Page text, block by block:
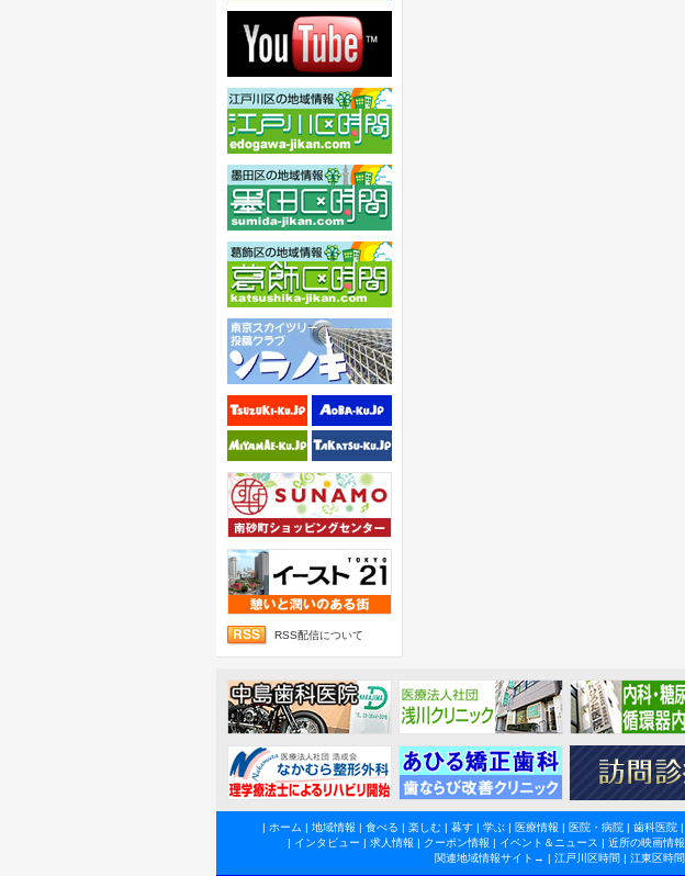
RSS配信について
| ホーム | 地域情報 | 食べる | 楽しむ| 暮す| 学ぶ| 医療情報 | 医院・病院| 歯科医院|
| インタビュー | 求人情報 | クーポン情報 | イベント＆ニュース | 近所の映画情報
関連地域情報サイト→ | 江戸川区時間 | 江東区時間